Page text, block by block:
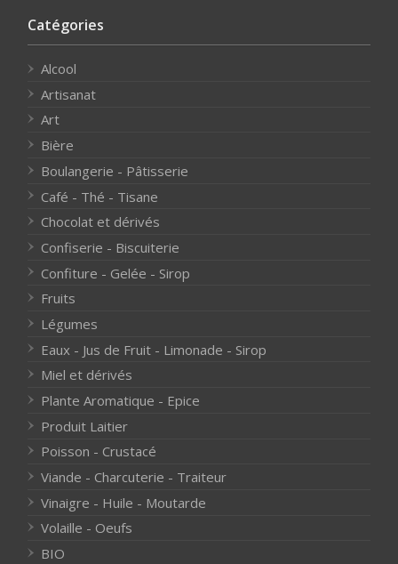
Catégories
Alcool
Artisanat
Art
Bière
Boulangerie - Pâtisserie
Café - Thé - Tisane
Chocolat et dérivés
Confiserie - Biscuiterie
Confiture - Gelée - Sirop
Fruits
Légumes
Eaux - Jus de Fruit - Limonade - Sirop
Miel et dérivés
Plante Aromatique - Epice
Produit Laitier
Poisson - Crustacé
Viande - Charcuterie - Traiteur
Vinaigre - Huile - Moutarde
Volaille - Oeufs
BIO